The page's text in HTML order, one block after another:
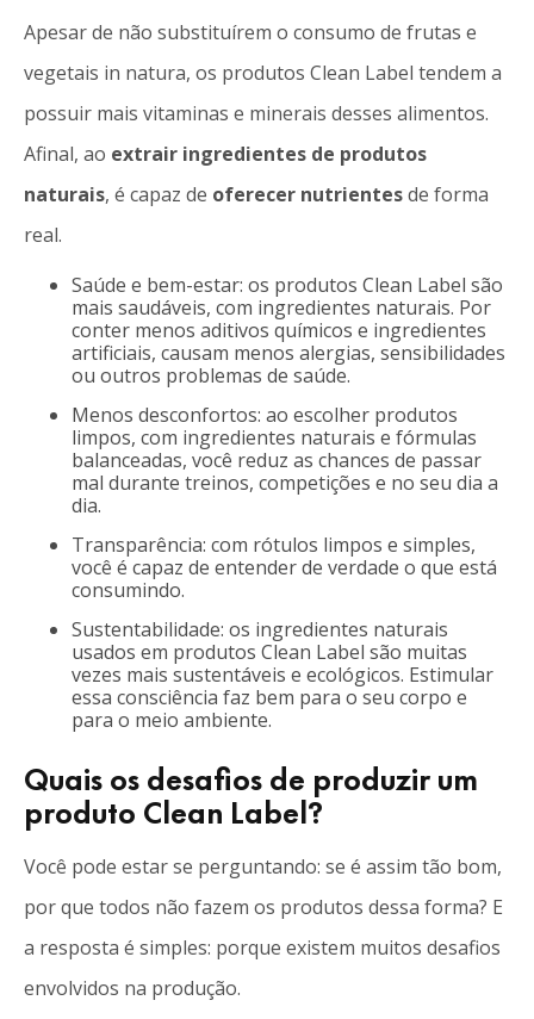
Apesar de não substituírem o consumo de frutas e
vegetais in natura, os produtos Clean Label tendem a
possuir mais vitaminas e minerais desses alimentos.
Afinal, ao extrair ingredientes de produtos
naturais, é capaz de oferecer nutrientesde forma
real.
Saúde e bem-estar: os produtos Clean Label são
mais saudáveis, com ingredientes naturais. Por
conter menos aditivos químicos e ingredientes
artificiais, causam menos alergias, sensibilidades
ou outros problemas de saúde.
Menos desconfortos: ao escolher produtos
limpos, com ingredientes naturais e fórmulas
balanceadas, você reduz as chances de passar
mal durante treinos, competições e no seu dia a
dia.
Transparência: com rótulos limpos e simples,
você é capaz de entender de verdade o que está
consumindo.
Sustentabilidade: os ingredientes naturais
usados em produtos Clean Label são muitas
vezes mais sustentáveis e ecológicos. Estimular
essa consciência faz bem para o seu corpo e
para o meio ambiente.
Quais os desafios de produzir um
produto Clean Label?
Você pode estar se perguntando: se é assim tão bom,
por que todos não fazem os produtos dessa forma? E
a resposta é simples: porque existem muitos desafios
envolvidos na produção.